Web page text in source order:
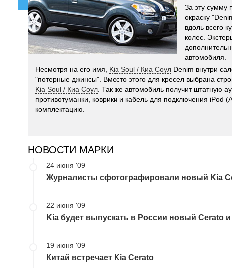
За эту сумму
окраску
вдоль всего
колес.
автомобиля.
Несмотря на его имя, Kia Soul / Киа Соул Denim внутри
"потерные джинсы". Вместо этого для кресел выбрана
Kia Soul / Киа Соул . Так же автомобиль получит штатную
противотуманки, коврики и кабель для подключения iPod
комплектацию.
НОВОСТИ МАРКИ
24 июня '09
Журналисты сфотографировали новый Kia
22 июня '09
Kia будет выпускать в России новый Cerato
19 июня '09
Китай встречает Kia Cerato